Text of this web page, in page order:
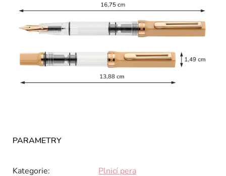
Kategorie: Plnicí pera